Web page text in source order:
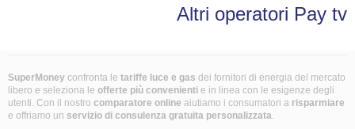
Altri operatori Pay tv
SuperMoney confronta le tariffe luce e gas dei fornitori di energia del mercato
libero e seleziona le offerte più convenienti e in linea con le esigenze degli
utenti. Con il nostro comparatore online aiutiamo i consumatori a risparmiare
e offriamo un servizio di consulenza gratuita personalizzata.